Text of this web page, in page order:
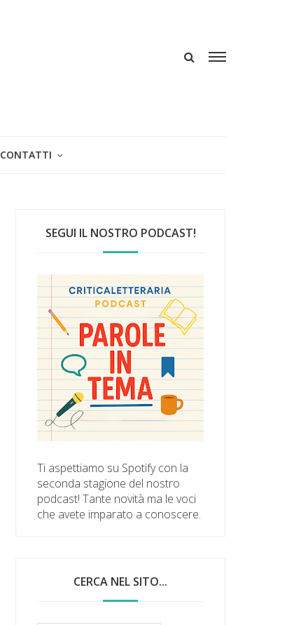
CONTATTI
SEGUI IL NOSTRO PODCAST!
Ti aspettiamo su Spotify con la
seconda stagione del nostro
podcast! Tante novità ma le voci
che avete imparato a conoscere.
CERCA NEL SITO...